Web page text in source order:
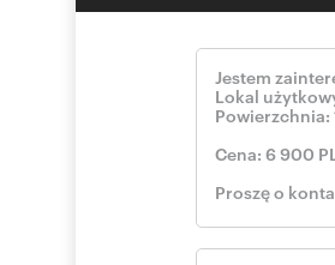
Liczba wejść: 1
Min. okres naj. (mies.): 12
Opłaty w czynszu: wywóz
Opłaty wg liczników: woda,
Stan lokalu: do wprowadzenia
Powierzchnia użytkowa [m2]: 139